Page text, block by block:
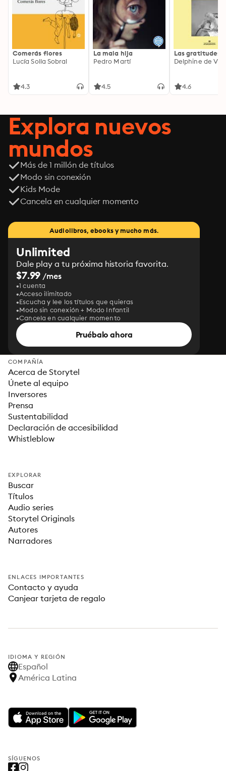
Comerás flores
Lucía Solla Sobral
4.3
La mala hija
Pedro Martí
4.5
Las gratitudes
Delphine de
4.6
Explora nuevos
mundos
Más de 1 millón de títulos
Modo sin conexión
Kids Mode
Cancela en cualquier momento
Audiolibros, ebooks y mucho más.
Unlimited
Dale play a tu próxima historia favorita.
$7.99 /mes
1 cuenta
Acceso ilimitado
Escucha y lee los títulos que quieras
Modo sin conexión + Modo Infantil
Cancela en cualquier momento
Pruébalo ahora
COMPAÑÍA
Acerca de Storytel
Únete al equipo
Inversores
Prensa
Sustentabilidad
Declaración de accesibilidad
Whistleblow
EXPLORAR
Buscar
Títulos
Audio series
Storytel Originals
Autores
Narradores
ENLACES IMPORTANTES
Contacto y ayuda
Canjear tarjeta de regalo
IDIOMA Y REGIÓN
Español
América Latina
SÍGUENOS